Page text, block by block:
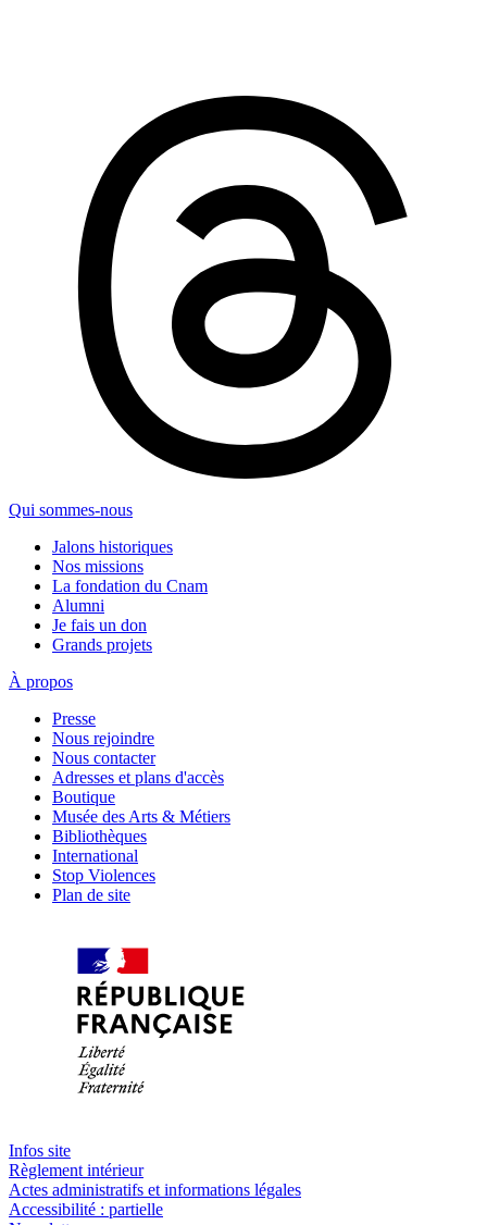
Qui sommes-nous
Jalons historiques
Nos missions
La fondation du Cnam
Alumni
Je fais un don
Grands projets
À propos
Presse
Nous rejoindre
Nous contacter
Adresses et plans d'accès
Boutique
Musée des Arts & Métiers
Bibliothèques
International
Stop Violences
Plan de site
Infos site
Règlement intérieur
Actes administratifs et informations légales
Accessibilité : partielle